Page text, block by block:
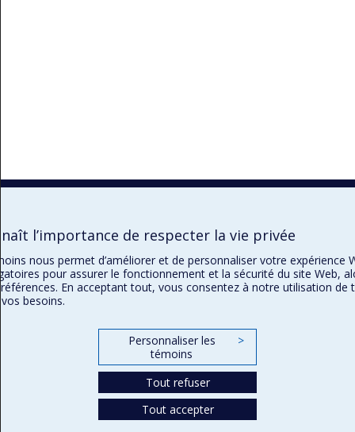
l’importance de respecter la vie privée
nous permet d’améliorer et de personnaliser votre expérience
pour assurer le fonctionnement et la sécurité du site Web,
En acceptant tout, vous consentez à notre utilisation de
besoins.
Personnaliser les
témoins
>
Tout refuser
Tout accepter